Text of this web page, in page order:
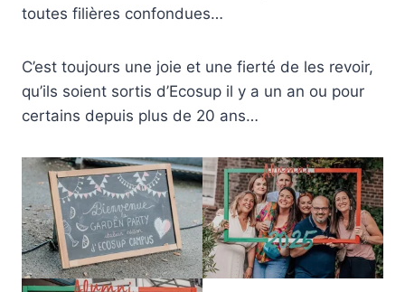
toutes filières confondues…
C’est toujours une joie et une fierté de les revoir,
qu’ils soient sortis d’Ecosup il y a un an ou pour
certains depuis plus de 20 ans…